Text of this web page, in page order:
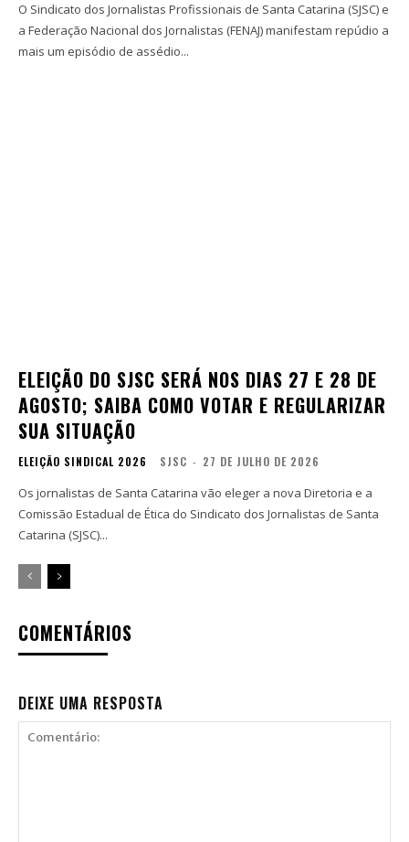
O Sindicato dos Jornalistas Profissionais de Santa Catarina (SJSC) e
a Federação Nacional dos Jornalistas (FENAJ) manifestam repúdio a
mais um episódio de assédio...
ELEIÇÃO DO SJSC SERÁ NOS DIAS 27 E 28 DE
AGOSTO; SAIBA COMO VOTAR E REGULARIZAR
SUA SITUAÇÃO
ELEIÇÃO SINDICAL 2026 SJSC - 27 DE JULHO DE 2026
Os jornalistas de Santa Catarina vão eleger a nova Diretoria e a
Comissão Estadual de Ética do Sindicato dos Jornalistas de Santa
Catarina (SJSC)...
COMENTÁRIOS
DEIXE UMA RESPOSTA